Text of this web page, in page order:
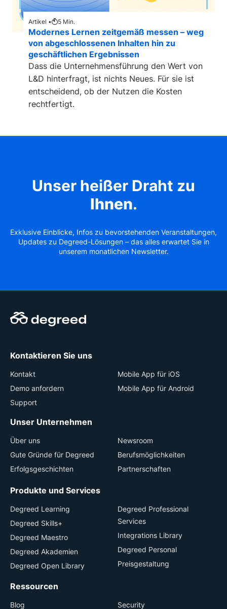
Artikel • 5 Min.
Modernes Lernen zeitgemäß messen – weg
von abgeschlossenen Inhalten hin zu
geschäftlichen Ergebnissen
Dass die Unternehmensführung den Wert von
L&D hinterfragt, ist nichts Neues. Für sie ist
entscheidend, ob der Nutzen die Kosten
rechtfertigt.
Unser heißer Draht zu
Ihnen.
Exklusive Einblicke, Infos zu bevorstehenden Veranstaltungen,
Updates zu Degreed-Lösungen – das alles erwartet Sie in
unserem monatlichen Newsletter.
Kontaktieren Sie uns
Kontakt
Demo anfordern
Support
Mobile App für iOS
Mobile App für Android
Unser Unternehmen
Über uns
Gute Gründe für Degreed
Erfolgsgeschichten
Newsroom
Berufsmöglichkeiten
Partnerschaften
Produkte und Services
Degreed Learning
Degreed Skills+
Degreed Maestro
Degreed Akademien
Degreed Open Library
Degreed Professional
Services
Integrations Library
Degreed Personal
Preisgestaltung
Ressourcen
Blog Security